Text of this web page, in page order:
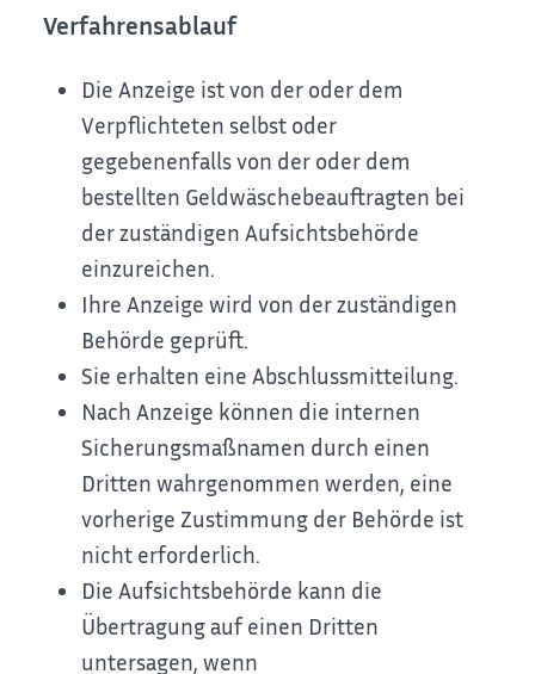
Verfahrensablauf
Die Anzeige ist von der oder dem
Verpflichteten selbst oder
gegebenenfalls von der oder dem
bestellten Geldwäschebeauftragten bei
der zuständigen Aufsichtsbehörde
einzureichen.
Ihre Anzeige wird von der zuständigen
Behörde geprüft.
Sie erhalten eine Abschlussmitteilung.
Nach Anzeige können die internen
Sicherungsmaßnamen durch einen
Dritten wahrgenommen werden, eine
vorherige Zustimmung der Behörde ist
nicht erforderlich.
Die Aufsichtsbehörde kann die
Übertragung auf einen Dritten
untersagen, wenn